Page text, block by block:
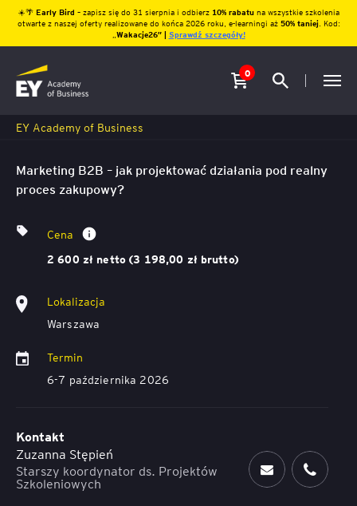
☀️🌴 Early Bird – zapisz się do 31 sierpnia i odbierz10% rabatu na wszystkie szkolenia
otwarte z naszej oferty realizowane do końca 2026 roku, e-learningi aż 50% taniej. Kod:
Wakacje26″ | Sprawdź szczegóły!
0
EY Academy of Business
Marketing B2B – jak projektować działania pod realny
proces zakupowy?
Cena
2 600 zł netto (3 198,00 zł brutto)
Lokalizacja
Warszawa
Termin
6-7 października 2026
Kontakt
Zuzanna Stępień
Starszy koordynator ds. Projektów
Szkoleniowych